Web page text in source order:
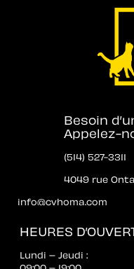
Besoin
Appelez-
(514) 527-3311
4049 rue
info@cvhoma.com
HEURES
Lundi – Jeudi :